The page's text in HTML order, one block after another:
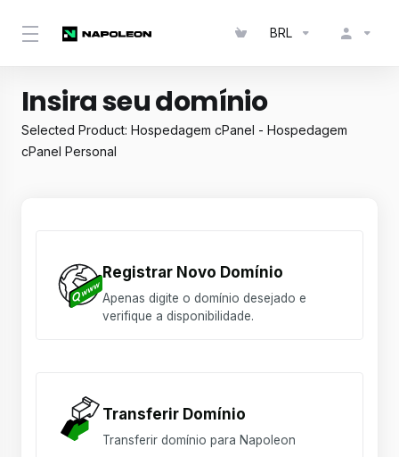
BRL
Insira seu domínio
Selected Product: Hospedagem cPanel - Hospedagem
cPanel Personal
Registrar Novo Domínio
Apenas digite o domínio desejado e
verifique a disponibilidade.
Transferir Domínio
Transferir domínio para Napoleon